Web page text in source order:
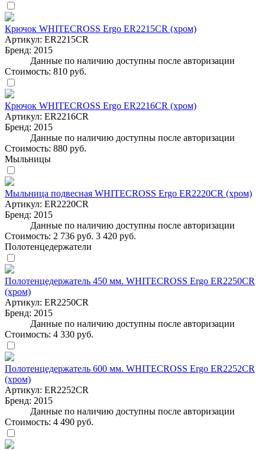
Крючок WHITECROSS Ergo ER2215CR (хром)
Артикул: ER2215CR
Бренд: 2015
Данные по наличию доступны после авторизации
Стоимость: 810 руб.
Крючок WHITECROSS Ergo ER2216CR (хром)
Артикул: ER2216CR
Бренд: 2015
Данные по наличию доступны после авторизации
Стоимость: 880 руб.
Мыльницы
Мыльница подвесная WHITECROSS Ergo ER2220CR (хром)
Артикул: ER2220CR
Бренд: 2015
Данные по наличию доступны после авторизации
Стоимость: 2 736 руб. 3 420 руб.
Полотенцедержатели
Полотенцедержатель 450 мм. WHITECROSS Ergo ER2250CR
(хром)
Артикул: ER2250CR
Бренд: 2015
Данные по наличию доступны после авторизации
Стоимость: 4 330 руб.
Полотенцедержатель 600 мм. WHITECROSS Ergo ER2252CR
(хром)
Артикул: ER2252CR
Бренд: 2015
Данные по наличию доступны после авторизации
Стоимость: 4 490 руб.